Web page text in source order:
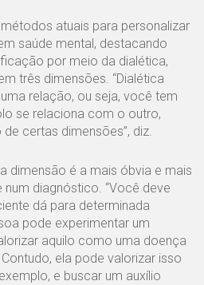
atuais para personalizar
saúde mental, destacando
por meio da dialética,
três dimensões. “Dialética
relação, ou seja, você tem
se relaciona com o outro,
certas dimensões”, diz.
dimensão é a mais óbvia e mais
diagnóstico. “Você deve
dá para determinada
pode experimentar um
aquilo como uma doença
ela pode valorizar isso
e buscar um auxílio